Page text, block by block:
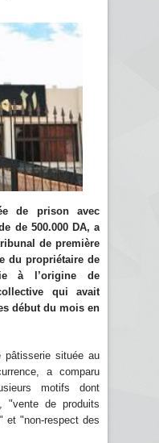
de prison avec
de 500.000 DA, a
de première
du propriétaire de
à l’origine de
qui avait
début du mois en
pâtisserie située au
a comparu
motifs dont
"vente de produits
et "non-respect des